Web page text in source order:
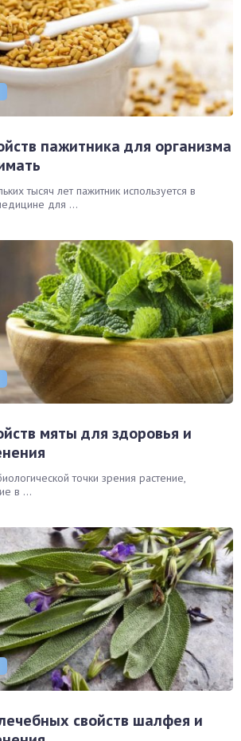
пажитника для организма
тысяч лет пажитник используется в
для ...
мяты для здоровья и
точки зрения растение,
в ...
свойств шалфея и